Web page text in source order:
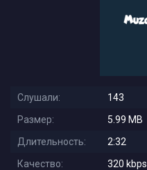
Слушали:
143
Размер:
5.99 MB
Длительность:
2:32
Качество:
320 kbps